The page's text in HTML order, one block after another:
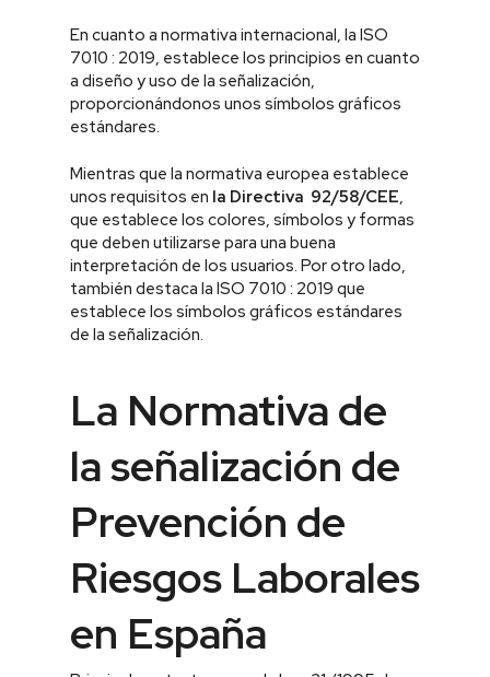
En cuanto a normativa internacional, la ISO
7010 : 2019, establece los principios en cuanto
a diseño y uso de la señalización,
proporcionándonos unos símbolos gráficos
estándares.
Mientras que la normativa europea establece
unos requisitos en la Directiva 92/58/CEE,
que establece los colores, símbolos y formas
que deben utilizarse para una buena
interpretación de los usuarios. Por otro lado,
también destaca la ISO 7010 : 2019 que
establece los símbolos gráficos estándares
de la señalización.
La Normativa de
la señalización de
Prevención de
Riesgos Laborales
en España